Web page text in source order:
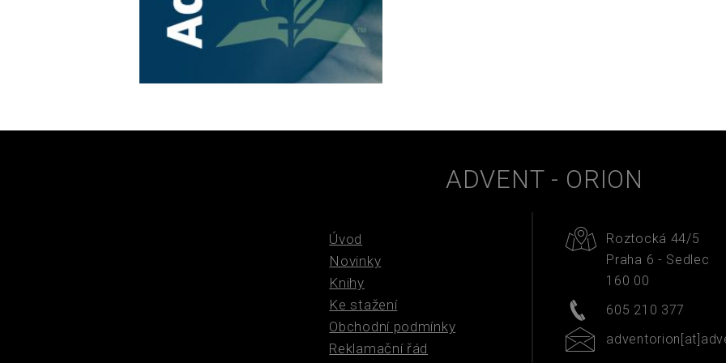
ADVENT - ORION
Úvod
Novinky
Knihy
Ke stažení
Obchodní podmínky
Reklamační řád
Roztocká 44/5
Praha 6 - Sedlec
160 00
605 210 377